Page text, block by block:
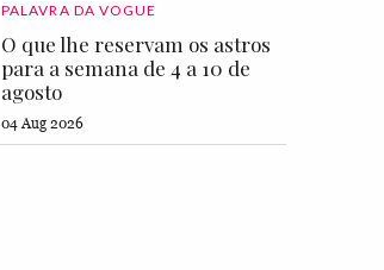
PALAVRA DA VOGUE
O que lhe reservam os astros
para a semana de 4 a 10 de
agosto
04 Aug 2026